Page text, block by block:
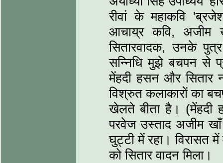
रीवां के महाकवि
आचाय्र कवि, अजीम
सितारवादक, उनके
सन्निधि मुझे बचपन से
मेंहदी हसन और सितार
विश्रुत कलाकारों का
खेलते बीता है। (मेंहदी
परवेज उस्‍ताद अजीम
घुट्टी में रहा।
को सितार वादन मिला।